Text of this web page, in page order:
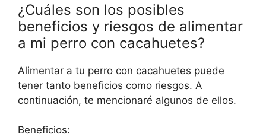
¿Cuáles son los posibles
beneficios y riesgos de alimentar
a mi perro con cacahuetes?
Alimentar a tu perro con cacahuetes puede
tener tanto beneficios como riesgos. A
continuación, te mencionaré algunos de ellos.
Beneficios: